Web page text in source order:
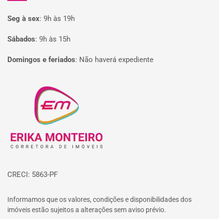
Seg à sex: 9h às 19h
Sábados: 9h às 15h
Domingos e feriados: Não haverá expediente
Página inicial
CRECI: 5863-PF
Informamos que os valores, condições e disponibilidades dos
imóveis estão sujeitos a alterações sem aviso prévio.